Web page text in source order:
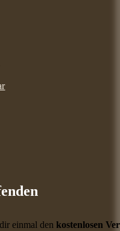
einmal denkostenlosen